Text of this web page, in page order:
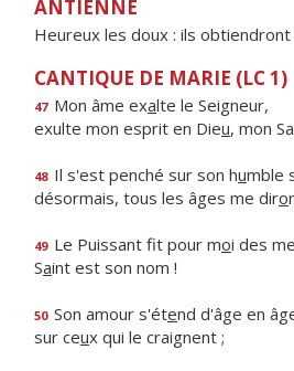
ANTIENNE
Heureux les doux : ils
CANTIQUE DE MARIE (LC 1)
47 Mon âme exalte le Seigneur,
exulte mon esprit en Dieu, mon
48 Il s'est penché sur son humble
désormais, tous les âges me diro
49 Le Puissant fit pour moi des
Saint est son nom !
50 Son amour s'étend d'âge en
sur ceux qui le craignent ;